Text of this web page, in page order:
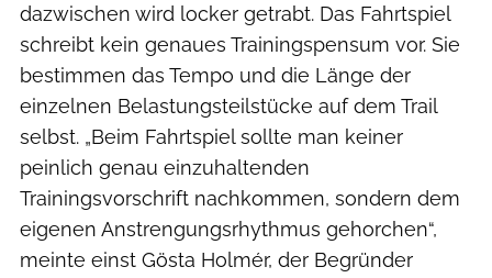
dazwischen wird locker getrabt. Das Fahrtspiel
schreibt kein genaues Trainingspensum vor. Sie
bestimmen das Tempo und die Länge der
einzelnen Belastungsteilstücke auf dem Trail
selbst. „Beim Fahrtspiel sollte man keiner
peinlich genau einzuhaltenden
Trainingsvorschrift nachkommen, sondern dem
eigenen Anstrengungsrhythmus gehorchen“,
meinte einst Gösta Holmér, der Begründer